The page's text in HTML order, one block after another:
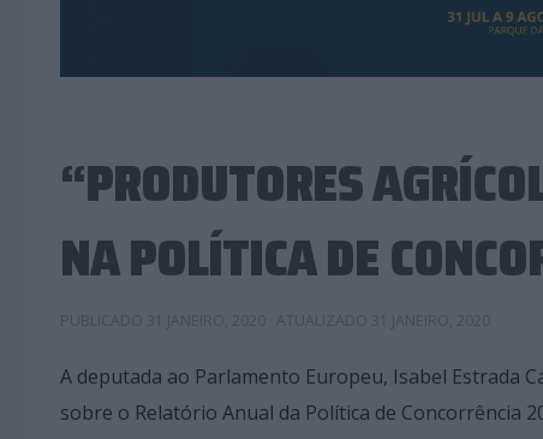
“PRODUTORES
NA POLÍTICA DE
A deputada ao Parlamento Europeu, Isabel Estrada
sobre o Relatório Anual da Política de Concorrência